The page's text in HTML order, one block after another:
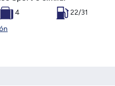
4
22/31